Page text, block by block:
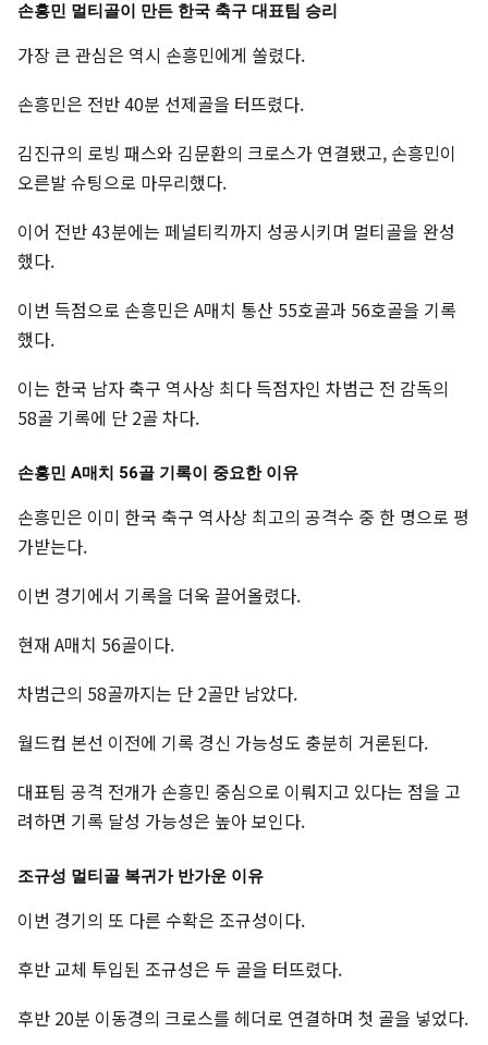
손흥민 멀티골이 만든 한국 축구 대표팀 승리
가장 큰 관심은 역시 손흥민에게 쏠렸다.
손흥민은 전반 40분 선제골을 터뜨렸다.
김진규의 로빙 패스와 김문환의 크로스가 연결됐고, 손흥민이
오른발 슈팅으로 마무리했다.
이어 전반 43분에는 페널티킥까지 성공시키며 멀티골을 완성
했다.
이번 득점으로 손흥민은 A매치 통산 55호골과 56호골을 기록
했다.
이는 한국 남자 축구 역사상 최다 득점자인 차범근 전 감독의
58골 기록에 단 2골 차다.
손흥민 A매치 56골 기록이 중요한 이유
손흥민은 이미 한국 축구 역사상 최고의 공격수 중 한 명으로 평
가받는다.
이번 경기에서 기록을 더욱 끌어올렸다.
현재 A매치 56골이다.
차범근의 58골까지는 단 2골만 남았다.
월드컵 본선 이전에 기록 경신 가능성도 충분히 거론된다.
대표팀 공격 전개가 손흥민 중심으로 이뤄지고 있다는 점을 고
려하면 기록 달성 가능성은 높아 보인다.
조규성 멀티골 복귀가 반가운 이유
이번 경기의 또 다른 수확은 조규성이다.
후반 교체 투입된 조규성은 두 골을 터뜨렸다.
후반 20분 이동경의 크로스를 헤더로 연결하며 첫 골을 넣었다.